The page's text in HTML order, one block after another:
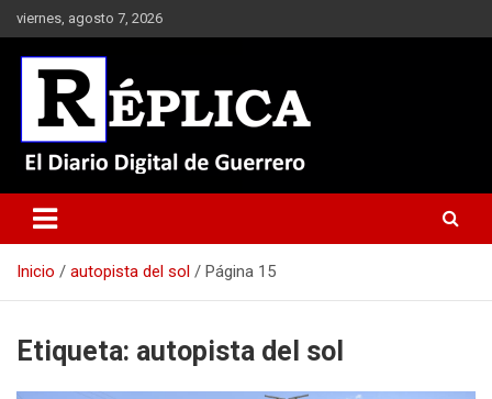
Saltar
al
contenido
viernes, agosto 7, 2026
Réplica
Inicio autopista del sol Página 15
Etiqueta: autopista del sol